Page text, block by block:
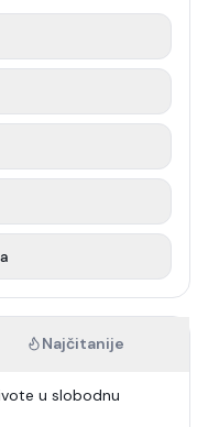
Najčitanije
u slobodnu